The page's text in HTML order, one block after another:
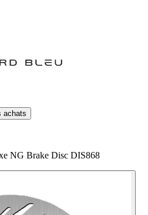
achats
NG Brake Disc DIS868